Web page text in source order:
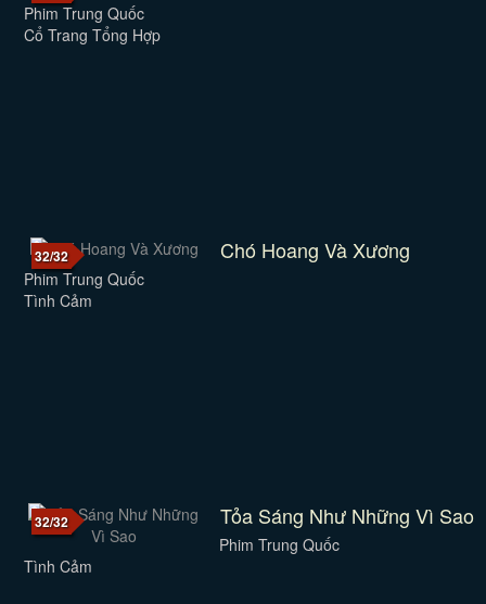
Phim Trung Quốc
Cổ Trang Tổng Hợp
32/32 Chó Hoang Và Xương
Phim Trung Quốc
Tình Cảm
32/32 Tỏa Sáng Như Những Vì Sao
Phim Trung Quốc
Tình Cảm